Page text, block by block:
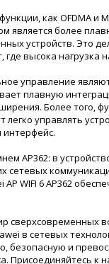
как OFDMA
является более
устройств. Это
высока нагрузка
управление
плавную
Более того,
управлять
интерфейс.
AP362: в
сетевых
WIFI 6 AP362
сверхсовременных
в сетевых
безопасную и
Присоединяйтесь к